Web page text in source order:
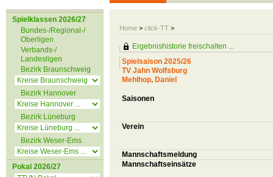
Home > click-TT >
Spielklassen 2026/27
Bundes-/Regional-/
Oberligen
Verbands-/
Landesligen
Bezirk Braunschweig
Bezirk Hannover
Bezirk Lüneburg
Bezirk Weser-Ems
Pokal 2026/27
Ergebnishistorie freischalten ...
Spielsaison 2025/26
TV Jahn Wolfsburg
Mehlhop, Daniel
Saisonen
Verein
Mannschaftsmeldung
Mannschaftseinsätze